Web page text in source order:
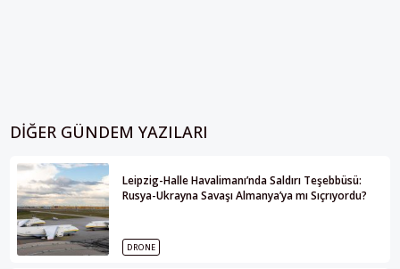
DIĞER GÜNDEM YAZILARI
Leipzig-Halle Havalimanı’nda Saldırı Teşebbüsü:
Rusya-Ukrayna Savaşı Almanya’ya mı Sıçrıyordu?
DRONE